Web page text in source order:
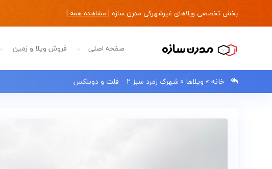
بخش تخصصی ویلاهای غیرشهرکی مدرن سازه [مشاهده همه]
صفحه اصلی فروش ویلا و زمین
خانه » ویلاها » شهرک زمرد سبز ۲ – فلت و دوبلکس